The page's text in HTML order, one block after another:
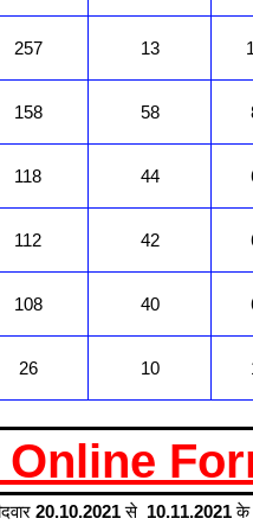
257 13
158 58
118 44
112 42
108 40
26 10
20.10.2021से 10.11.2021के